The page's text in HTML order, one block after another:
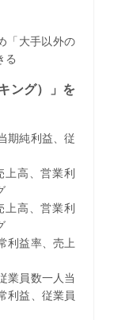
「大手以外の
る
ング）」を
期純利益、従
高、営業利
高、営業利
利益率、売上
業員数一人当
利益、従業員